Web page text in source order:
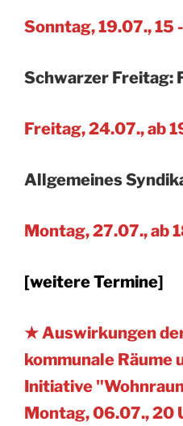
Sonntag, 19.07., 15
Schwarzer Freitag:
Freitag, 24.07., ab
Allgemeines
Montag, 27.07., ab
[weitere Termine]
★ Auswirkungen
kommunale Räume
Initiative
Montag, 06.07., 20